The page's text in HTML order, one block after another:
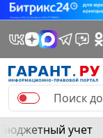
Бюджетный учет